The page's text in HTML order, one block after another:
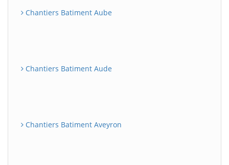
Chantiers Batiment Aube
Chantiers Batiment Aude
Chantiers Batiment Aveyron